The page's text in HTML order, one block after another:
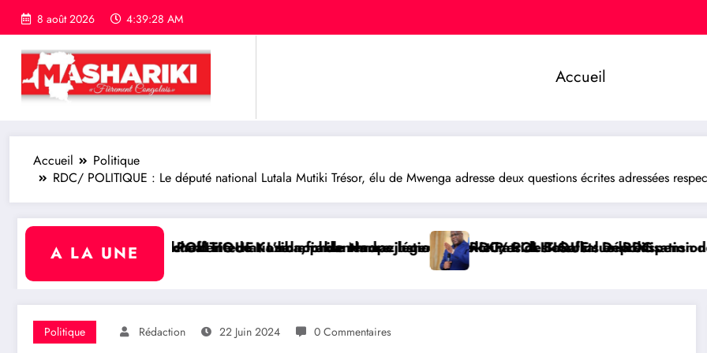
8 août 2026 4:39:29 AM
Accueil
Accueil
Politique
RDC/ POLITIQUE : Le député national Lutala Mutiki Trésor, élu de Mwenga adresse deux questions écrites adressées
A LA UNE
chefferie de Kaziba, philanthrope légendaire
international afin de rendre justice aux victimes des conflits en RDC
POLITIQUE : L’honorable Namazihana Bachoke Patrick Baka salue la suspension de l’arrêté
RDC/ POLITIQUE : Dépolitisation des Entreprises: Les
RDC/
Politique Rédaction 22 Juin 2024 0 Commentaires